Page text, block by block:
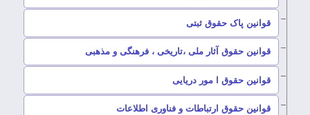
قوانین پاک حقوق ثبتی
قوانین حقوق آثار ملی ،تاریخی ، فرهنگی و مذهبی
قوانین حقوق ا مور دریایی
قوانین حقوق ارتباطات و فناوری اطلاعات